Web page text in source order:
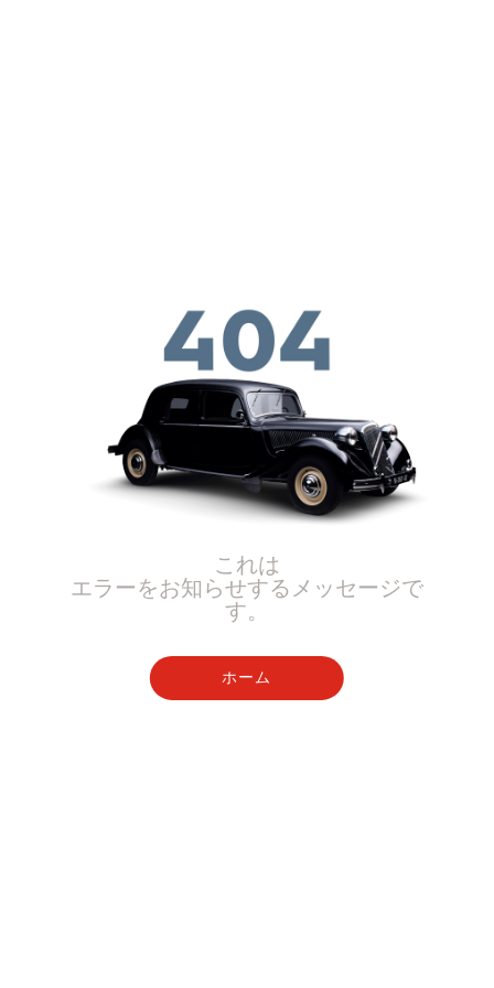
これは
エラーをお知らせするメッセージで
す。
ホーム